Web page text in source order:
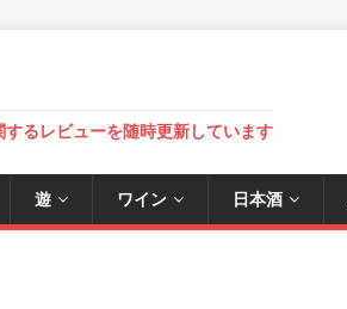
るレビューを随時更新しています
遊 ワイン 日本酒